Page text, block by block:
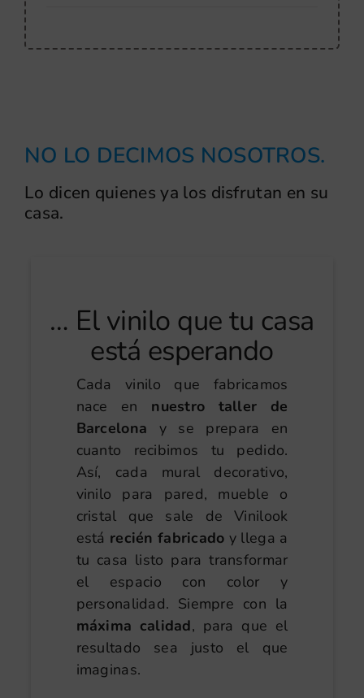
NO LO DECIMOS NOSOTROS.
Lo dicen quienes ya los disfrutan en su
casa.
… El vinilo quetu casa
está esperando
Cada vinilo que fabricamos
nace en nuestro taller de
Barcelona y se prepara en
cuanto recibimos tu pedido.
Así, cada mural decorativo,
vinilo para pared, mueble o
cristal que sale de Vinilook
está recién fabricado y llega a
tu casa listo para transformar
el espacio con color y
personalidad. Siempre con la
máxima calidad, para que el
resultado sea justo el que
imaginas.